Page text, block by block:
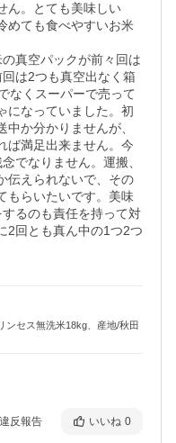
ん。とても美味しい
めても食べやすいお米
真空パックが前々回は
は2つも真空出なく箱
なくスーパーで売って
になっていました。初
か分かりませんが、
ば満足出来ません。今
でなりません。運搬、
伝えられないで、その
もらいたいです。美味
るのも責任を持って対
2回とも真ん中の1つ2つ
セス無洗米18kg、産地/秋田
違反報告 いいね 0